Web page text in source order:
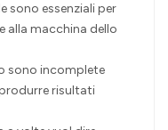
sono essenziali per
alla macchina dello
sono incomplete
risultati